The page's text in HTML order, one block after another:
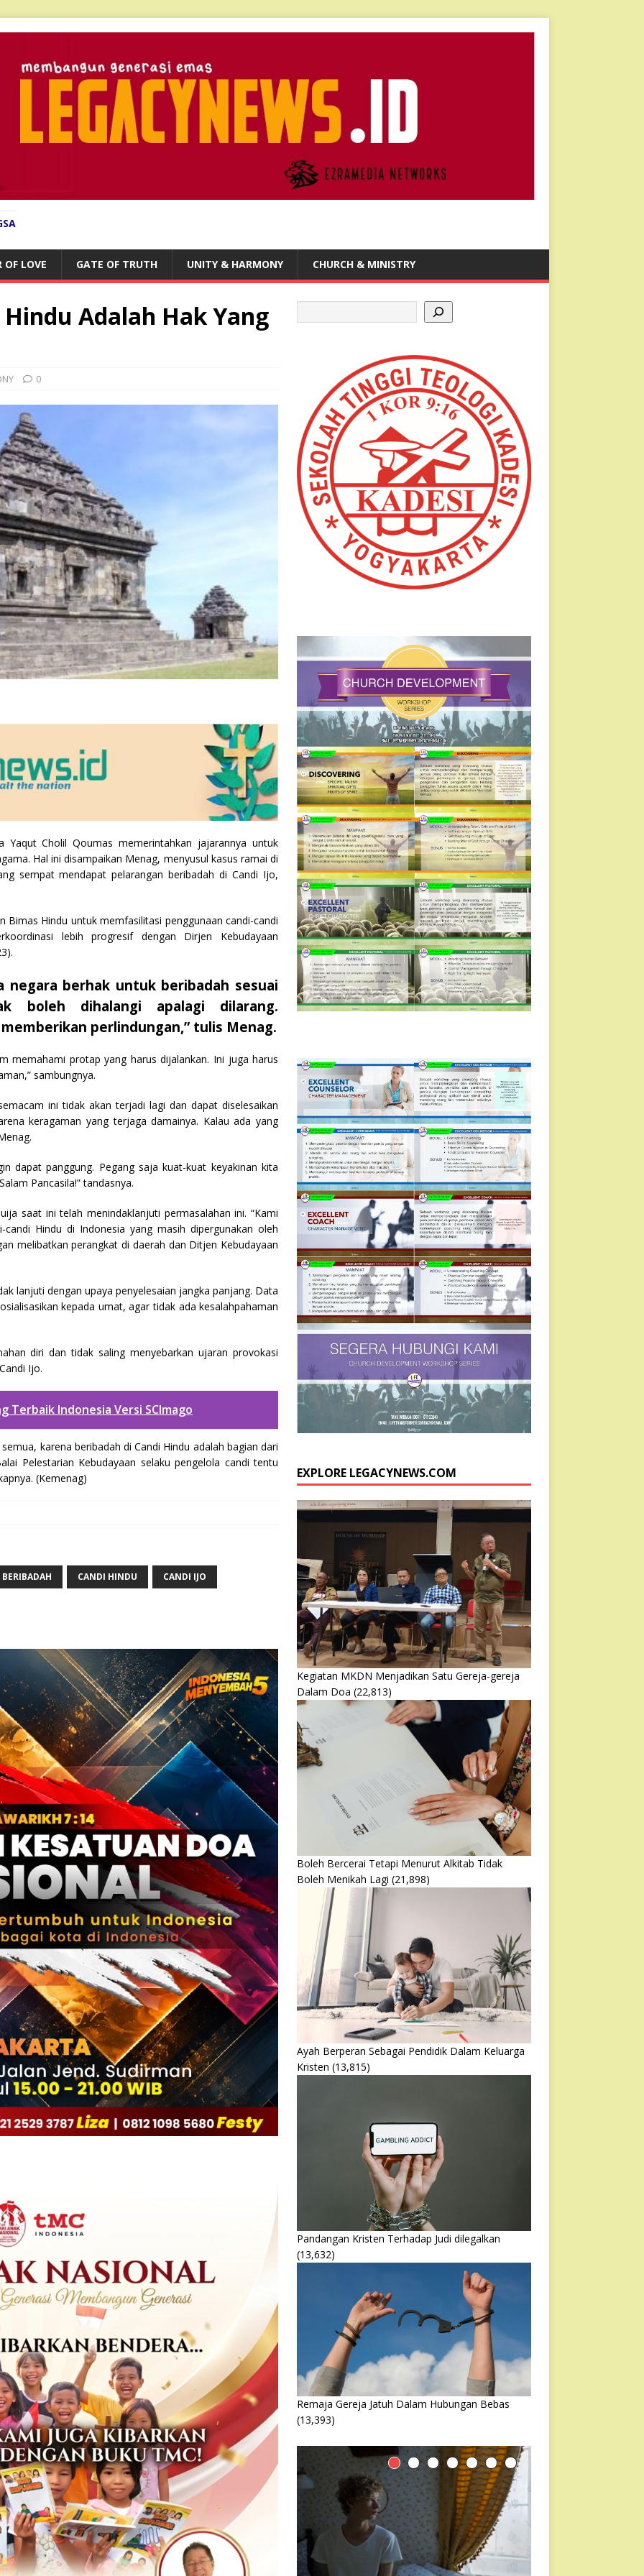
OF LOVE GATE OF TRUTH UNITY & HARMONY CHURCH & MINISTRY
Adalah Hak Yang
0
Cholil Qoumas memerintahkan jajarannya untuk
Hal ini disampaikan Menag, menyusul kasus ramai di
sempat mendapat pelarangan beribadah di Candi Ijo,
Bimas Hindu untuk memfasilitasi penggunaan candi-candi
lebih progresif dengan Dirjen Kebudayaan
negara berhak untuk beribadah sesuai
boleh dihalangi apalagi dilarang.
perlindungan,” tulis Menag.
memahami protap yang harus dijalankan. Ini juga harus
sambungnya.
ini tidak akan terjadi lagi dan dapat diselesaikan
keragaman yang terjaga damainya. Kalau ada yang
dapat panggung. Pegang saja kuat-kuat keyakinan kita
Pancasila!” tandasnya.
saat ini telah menindaklanjuti permasalahan ini. “Kami
Hindu di Indonesia yang masih dipergunakan oleh
melibatkan perangkat di daerah dan Ditjen Kebudayaan
lanjuti dengan upaya penyelesaian jangka panjang. Data
kepada umat, agar tidak ada kesalahpahaman
diri dan tidak saling menyebarkan ujaran provokasi
Ijo.
Terbaik Indonesia Versi SCImago
karena beribadah di Candi Hindu adalah bagian dari
Pelestarian Kebudayaan selaku pengelola candi tentu
(Kemenag)
BERIBADAH CANDI HINDU CANDI IJO
EXPLORE LEGACYNEWS.COM
Kegiatan MKDN Menjadikan Satu Gereja-gereja
Dalam Doa (22,813)
Boleh Bercerai Tetapi Menurut Alkitab Tidak
Boleh Menikah Lagi (21,898)
Ayah Berperan Sebagai Pendidik Dalam Keluarga
Kristen (13,815)
Pandangan Kristen Terhadap Judi dilegalkan
(13,632)
Remaja Gereja Jatuh Dalam Hubungan Bebas
(13,393)